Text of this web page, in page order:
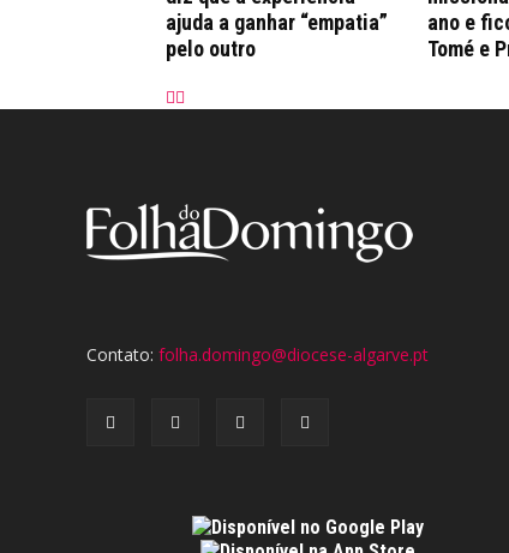
ajuda a ganhar “empatia”
pelo outro
ano e
Tomé e
Contato: folha.domingo@diocese-algarve.pt